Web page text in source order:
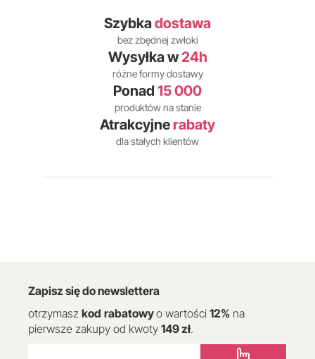
Szybkadostawa
bez zbędnej zwłoki
Wysyłka w24h
różne formy dostawy
Ponad 15 000
produktów na stanie
Atrakcyjne rabaty
dla stałych klientów
Zapisz się do newslettera
otrzymasz kod rabatowyo wartości 12% na
pierwsze zakupy od kwoty 149 zł.